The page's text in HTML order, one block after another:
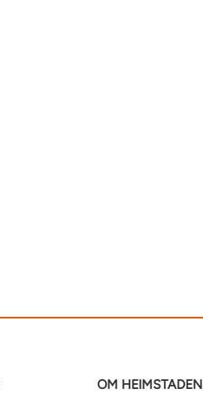
OM HEIMSTADEN